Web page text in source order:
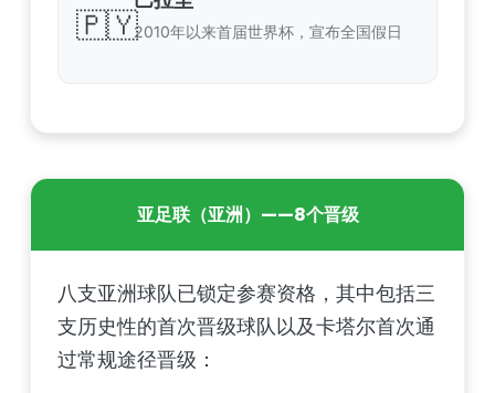
🇵🇾2010年以来首届世界杯，宣布全国假日
亚足联（亚洲）——8个晋级
八支亚洲球队已锁定参赛资格，其中包括三
支历史性的首次晋级球队以及卡塔尔首次通
过常规途径晋级：